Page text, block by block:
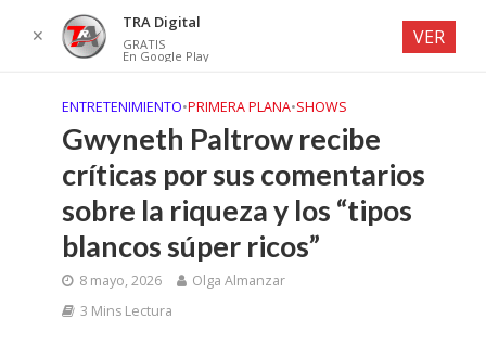
ENTRETENIMIENTO•PRIMERA PLANA•SHOWS
Gwyneth Paltrow recibe
críticas por sus comentarios
sobre la riqueza y los “tipos
blancos súper ricos”
8 mayo, 2026
Olga Almanzar
3 Mins Lectura
✕
TRA Digital
GRATIS
En Google Play
VER